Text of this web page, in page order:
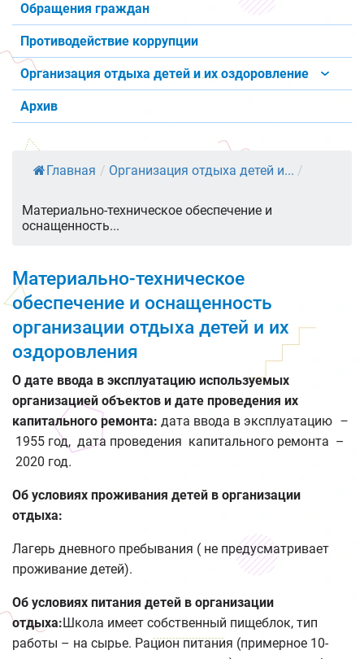
Обращения граждан
Противодействие коррупции
Организация отдыха детей и их оздоровление
Архив
Главная / Организация отдыха детей и... /
Материально-техническое обеспечение и
оснащенность...
Материально-техническое
обеспечение и оснащенность
организации отдыха детей и их
оздоровления
О дате ввода в эксплуатацию используемых
организацией объектов и дате проведения их
капитального ремонта: дата ввода в эксплуатацию –
1955 год, дата проведения капитального ремонта –
2020 год.
Об условиях проживания детей в организации
отдыха:
Лагерь дневного пребывания ( не предусматривает
проживание детей).
Об условиях питания детей в организации
отдыха:Школа имеет собственный пищеблок, тип
работы – на сырье. Рацион питания (примерное 10-